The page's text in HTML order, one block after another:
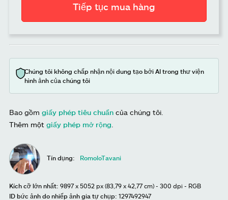
Tiếp tục mua hàng
Chúng tôi không chấp nhận nội dung tạo bởi AI trong thư viện
hình ảnh của chúng tôi
Bao gồm giấy phép tiêu chuẩn của chúng tôi.
Thêm một giấy phép mở rộng
Tín dụng: RomoloTavani
Kích cỡ lớn nhất: 9897 x 5052 px (83,79 x 42,77 cm) - 300 dpi - RGB
ID bức ảnh do nhiếp ảnh gia tự chụp: 1297492947